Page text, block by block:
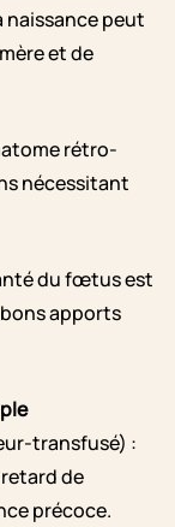
naissance peut
et de
rétro-
nécessitant
du fœtus est
apports
transfusé) :
de
précoce.